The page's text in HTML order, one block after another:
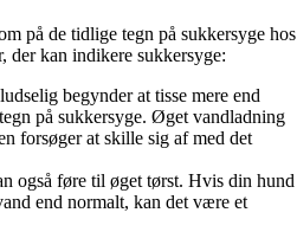
på de tidlige tegn på sukkersyge hos
der kan indikere sukkersyge:
begynder at tisse mere end
på sukkersyge. Øget vandladning
forsøger at skille sig af med det
også føre til øget tørst. Hvis din hund
end normalt, kan det være et